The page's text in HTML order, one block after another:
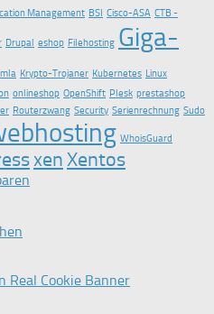
Management BSI Cisco-ASA CTB -
Drupal eshop Filehosting Giga-
Krypto-Trojaner Kubernetes Linux
onlineshop OpenShift Plesk prestashop
Routerzwang Security Serienrechnung Sudo
WhoisGuard
xenXentos
Real Cookie Banner